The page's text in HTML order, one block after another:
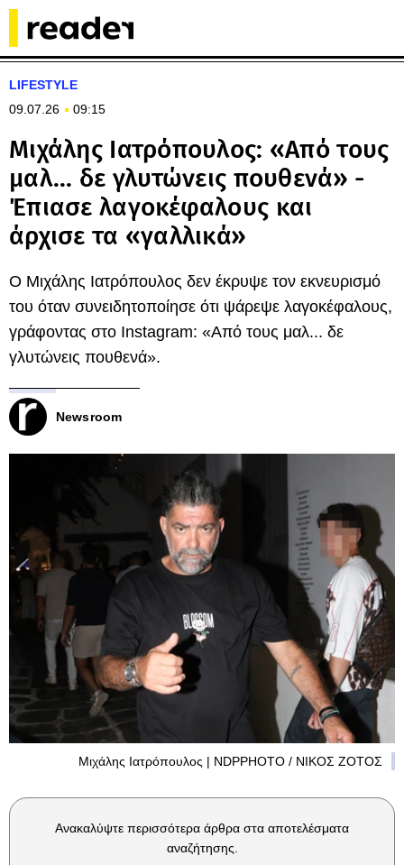
LIFESTYLE
09.07.26
09:15
Μιχάλης Ιατρόπουλος: «Από τους
μαλ... δε γλυτώνεις πουθενά» -
Έπιασε λαγοκέφαλους και
άρχισε τα «γαλλικά»
Ο Μιχάλης Ιατρόπουλος δεν έκρυψε τον εκνευρισμό
του όταν συνειδητοποίησε ότι ψάρεψε λαγοκέφαλους,
γράφοντας στο Instagram: «Από τους μαλ... δε
γλυτώνεις πουθενά».
Newsroom
Μιχάλης Ιατρόπουλος | NDPPHOTO / ΝΙΚΟΣ ΖΟΤΟΣ
Ανακαλύψτε περισσότερα άρθρα στα αποτελέσματα
αναζήτησης.